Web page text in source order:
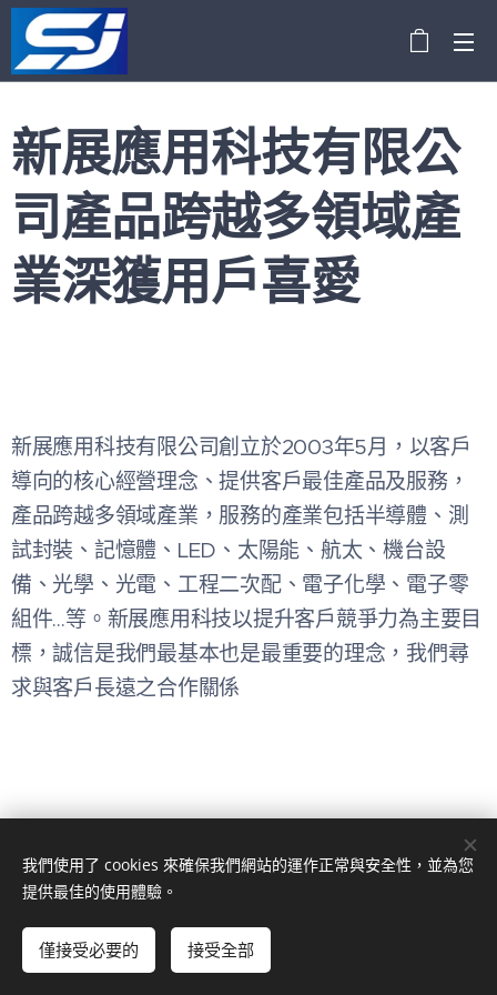
新展應用科技有限公
司產品跨越多領域產
業深獲用戶喜愛
新展應用科技有限公司創立於2003年5月，以客戶
導向的核心經營理念、提供客戶最佳產品及服務，
產品跨越多領域產業，服務的產業包括半導體、測
試封裝、記憶體、LED、太陽能、航太、機台設
備、光學、光電、工程二次配、電子化學、電子零
組件…等。新展應用科技以提升客戶競爭力為主要目
標，誠信是我們最基本也是最重要的理念，我們尋
求與客戶長遠之合作關係
新展應用科技有限公司
回首頁
Cookies
我們使用了 cookies 來確保我們網站的運作正常與安全性，並為您
提供最佳的使用體驗。
僅接受必要的 接受全部